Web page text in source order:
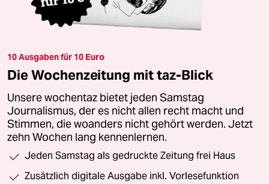
10 Ausgaben für 10 Euro
Die Wochenzeitung mit taz-Blick
Unsere wochentaz bietet jeden Samstag
Journalismus, der es nicht allen recht macht und
Stimmen, die woanders nicht gehört werden. Jetzt
zehn Wochen lang kennenlernen.
Jeden Samstag als gedruckte Zeitung frei Haus
Zusätzlich digitale Ausgabe inkl. Vorlesefunktion